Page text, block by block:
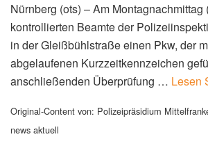
Nürnberg (ots) – Am Montagnachmittag
kontrollierten Beamte der
in der Gleißbühlstraße einen Pkw, der
abgelaufenen Kurzzeitkennzeichen
anschließenden Überprüfung … Lesen
Original-Content von: Polizeipräsidium
news aktuell